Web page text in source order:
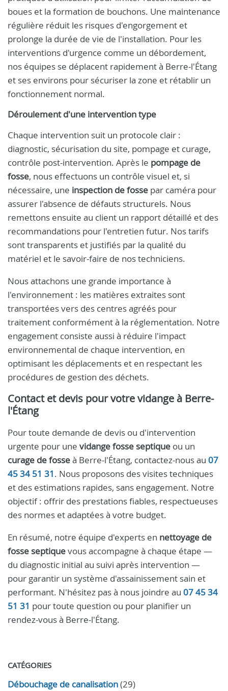
boues et la formation de bouchons. Une maintenance
régulière réduit les risques d'engorgement et
prolonge la durée de vie de l'installation. Pour les
interventions d'urgence comme un débordement,
nos équipes se déplacent rapidement à Berre-l'Étang
et ses environs pour sécuriser la zone et rétablir un
fonctionnement normal.
Déroulement d'une intervention type
Chaque intervention suit un protocole clair :
diagnostic, sécurisation du site, pompage et curage,
contrôle post-intervention. Après le pompage de
fosse, nous effectuons un contrôle visuel et, si
nécessaire, une inspection de fosse par caméra pour
assurer l'absence de défauts structurels. Nous
remettons ensuite au client un rapport détaillé et des
recommandations pour l'entretien futur. Nos tarifs
sont transparents et justifiés par la qualité du
matériel et le savoir-faire de nos techniciens.
Nous attachons une grande importance à
l'environnement : les matières extraites sont
transportées vers des centres agréés pour
traitement conformément à la réglementation. Notre
engagement consiste aussi à réduire l'impact
environnemental de chaque intervention, en
optimisant les déplacements et en respectant les
procédures de gestion des déchets.
Contact et devis pour votre vidange à Berre-
l'Étang
Pour toute demande de devis ou d'intervention
urgente pour une vidange fosse septique ou un
curage de fosseà Berre-l'Étang, contactez-nous au 07
45 34 51 31. Nous proposons des visites techniques
et des estimations rapides, sans engagement. Notre
objectif : offrir des prestations fiables, respectueuses
des normes et adaptées à votre budget.
En résumé, notre équipe d'experts en nettoyage de
fosse septiquevous accompagne à chaque étape —
du diagnostic initial au suivi après intervention —
pour garantir un système d'assainissement sain et
performant. N'hésitez pas à nous joindre au 07 45 34
51 31 pour toute question ou pour planifier un
rendez-vous à Berre-l'Étang.
CATÉGORIES
Débouchage de canalisation(29)